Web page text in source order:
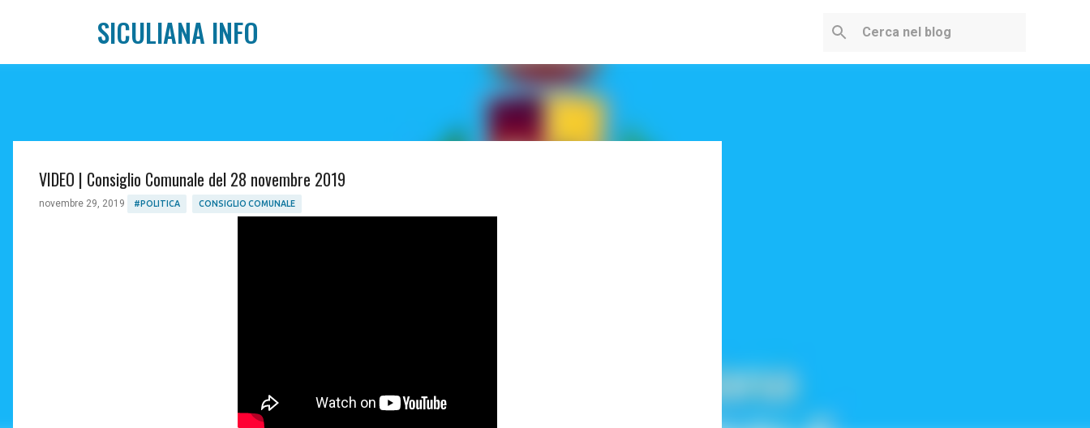
SICULIANA INFO
VIDEO | Consiglio Comunale del 28 novembre 2019
novembre 29, 2019 #POLITICA CONSIGLIO COMUNALE